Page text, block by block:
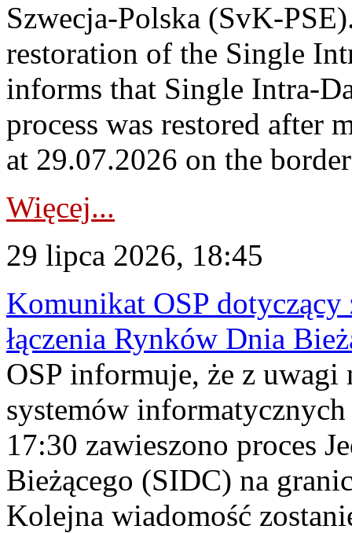
Szwecja-Polska (SvK-
restoration of the Single
informs that Single Intra-
process was restored after
at 29.07.2026 on the
Więcej...
29 lipca 2026, 18:45
Komunikat OSP dotyczący
łączenia Rynków Dnia
OSP informuje, że z uwagi
systemów
17:30 zawieszono proces
Bieżącego (SIDC) na
Kolejna wiadomość